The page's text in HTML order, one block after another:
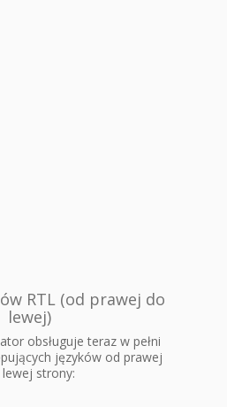
RTL (od prawej do
lewej)
obsługuje teraz w pełni
języków od prawej
strony: